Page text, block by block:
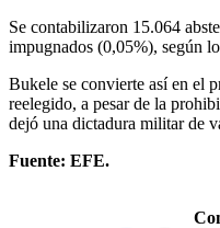
Se contabilizaron 15.064
impugnados (0,05%), según
Bukele se convierte así en el
reelegido, a pesar de la
dejó una dictadura militar de
Fuente: EFE.